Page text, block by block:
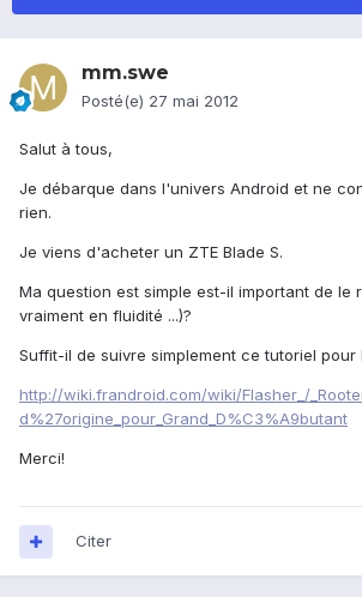
mm.swe
Posté(e) 27 mai 2012
Salut à tous,
Je débarque dans l'univers Android et ne
rien.
Je viens d'acheter un ZTE Blade S.
Ma question est simple est-il important de le
vraiment en fluidité ...)?
Suffit-il de suivre simplement ce tutoriel pour
http://wiki.frandroid.com/wiki/Flasher_/
d%27origine_pour_Grand_D%C3%A9butant
Merci!
Citer